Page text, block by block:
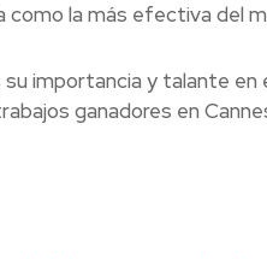
como la más efectiva del
importancia y talante en
ganadores en